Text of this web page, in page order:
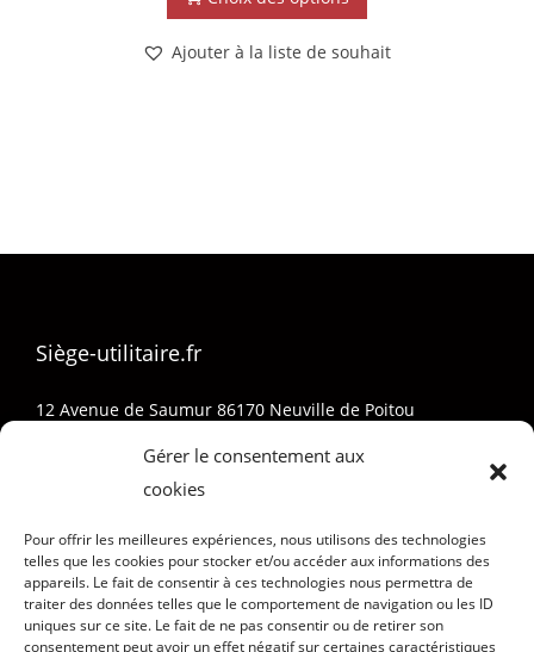
Gérer le consentement aux
cookies
Pour offrir les meilleures expériences, nous utilisons des technologies
telles que les cookies pour stocker et/ou accéder aux informations des
appareils. Le fait de consentir à ces technologies nous permettra de
traiter des données telles que le comportement de navigation ou les ID
uniques sur ce site. Le fait de ne pas consentir ou de retirer son
consentement peut avoir un effet négatif sur certaines caractéristiques
Ajouter à la liste de souhait
Siège-utilitaire.fr
12 Avenue de Saumur 86170 Neuville de Poitou
Sieges-Pro@outlook.fr